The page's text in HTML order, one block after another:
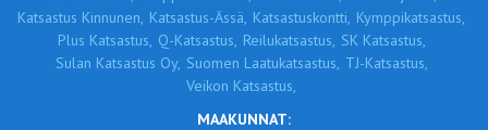
Katsastus Kinnunen, Katsastus-Ässä, Katsastuskontti, Kymppikatsastus,
Plus Katsastus, Q-Katsastus, Reilukatsastus, SK Katsastus,
Sulan Katsastus Oy, Suomen Laatukatsastus, TJ-Katsastus,
Veikon Katsastus,
MAAKUNNAT: